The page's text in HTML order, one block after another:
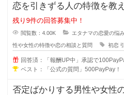
恋を引きずる人の特徴を教
ら離れる事が出来ない人は
残り9件の回答募集中！
閲覧数：4.00K エタナマの恋愛の悩
性や女性の特徴や恋の相談と質問 初恋
回答済：「報酬UP中」承認で
ベスト：「公式の質問」500PayPay！
否定ばかりする男性や女性